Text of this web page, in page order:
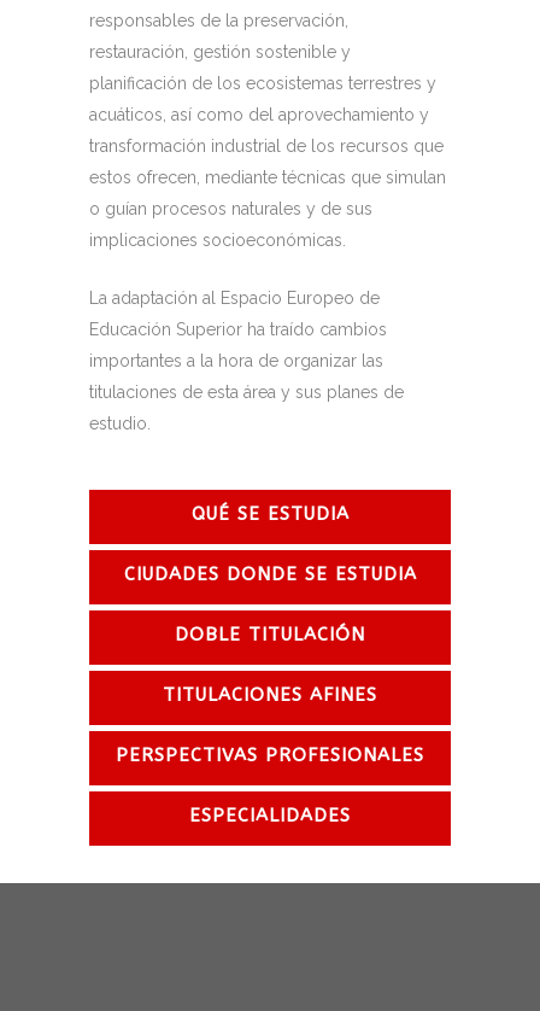
responsables de la preservación,
restauración, gestión sostenible y
planificación de los ecosistemas terrestres y
acuáticos, así como del aprovechamiento y
transformación industrial de los recursos que
estos ofrecen, mediante técnicas que simulan
o guían procesos naturales y de sus
implicaciones socioeconómicas.
La adaptación al Espacio Europeo de
Educación Superior ha traído cambios
importantes a la hora de organizar las
titulaciones de esta área y sus planes de
estudio.
QUÉ SE ESTUDIA
CIUDADES DONDE SE ESTUDIA
DOBLE TITULACIÓN
TITULACIONES AFINES
PERSPECTIVAS PROFESIONALES
ESPECIALIDADES